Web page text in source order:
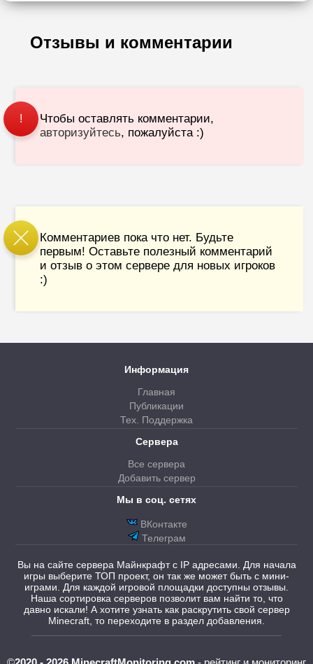
Отзывы и комментарии
!
Чтобы оставлять комментарии,
авторизуйтесь, пожалуйста :)
Комментариев пока что нет. Будьте
первым! Оставьте полезный комментарий
и отзыв о этом сервере для новых игроков
:)
Информация
Главная
Публикации
Тех. Поддержка
Сервера
Все сервера
Добавить сервер
Мы в соц. сетях
ВКонтакте
Телеграм
Вы на сайте сервера Майнкрафт с IP адресами. Для начала
игры выберите ТОП проект, он так же может быть с мини-
играми. Для каждой игровой площадки доступны отзывы.
Наша сортировка серверов позволит вам найти то, что
давно искали! А хотите узнать как раскрутить свой сервер
Minecraft, то переходите в раздел добавления.